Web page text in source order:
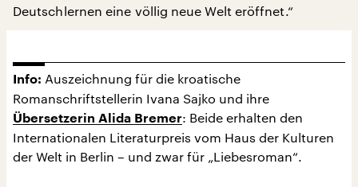
Deutschlernen eine völlig neue Welt eröffnet.“
Info: Auszeichnung für die kroatische
Romanschriftstellerin Ivana Sajko und ihre
Übersetzerin Alida Bremer: Beide erhalten den
Internationalen Literaturpreis vom Haus der Kulturen
der Welt in Berlin – und zwar für „Liebesroman“.